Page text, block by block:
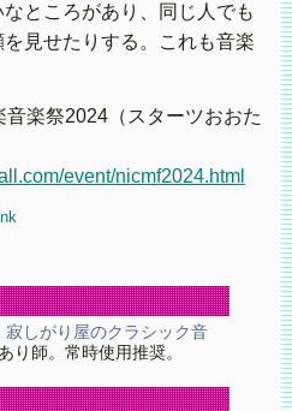
ところがあり、同じ人でも
見せたりする。これも音楽
楽祭2024（スターツおおた
event/nicmf2024.html
しがり屋のクラシック音
り師。常時使用推奨。